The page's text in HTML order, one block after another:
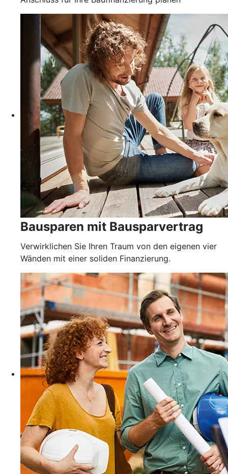
Bausparen mit Bausparvertrag
Verwirklichen Sie Ihren Traum von den eigenen vier
Wänden mit einer soliden Finanzierung.